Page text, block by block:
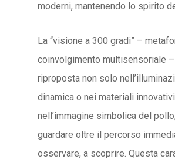
moderni, mantenendo lo spirito
La “visione a 300 gradi” –
coinvolgimento multisensoriale
riproposta non solo
dinamica o nei materiali
nell’immagine simbolica del
guardare oltre il percorso
osservare, a scoprire. Questa